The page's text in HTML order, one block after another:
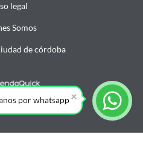
legal
Somos
de córdoba
por whatsapp